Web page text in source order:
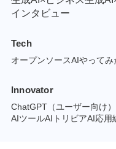
インタビュー
Tech
オープンソースAIやってみ
Innovator
ChatGPT（ユーザー向け）
AIツールAIトリビアAI応用